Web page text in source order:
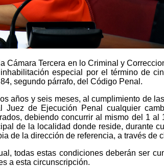
Tercera en lo Criminal y
especial por el término de
segundo párrafo, del Código Penal.
años y seis meses, al cumplimiento de
Juez de Ejecución Penal cualquier
debiendo concurrir al mismo del 1
de la localidad donde reside, durante
de la dirección de referencia, a través de
todas estas condiciones deberán ser
a esta circunscripción.